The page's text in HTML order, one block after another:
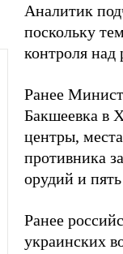
Аналитик
поскольку
контроля над
Ранее
Бакшеевка в
центры,
противника
орудий и
Ранее
украинских